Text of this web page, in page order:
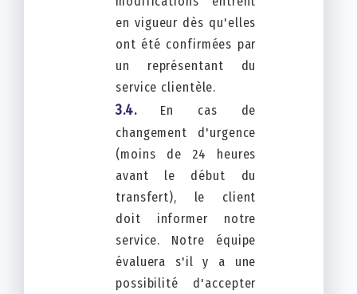
en vigueur dès qu'elles
ont été confirmées par
un représentant du
service clientèle.
En cas de
changement d'urgence
(moins de 24 heures
avant le début du
transfert), le client
doit informer notre
service. Notre équipe
évaluera s'il y a une
possibilité d'accepter